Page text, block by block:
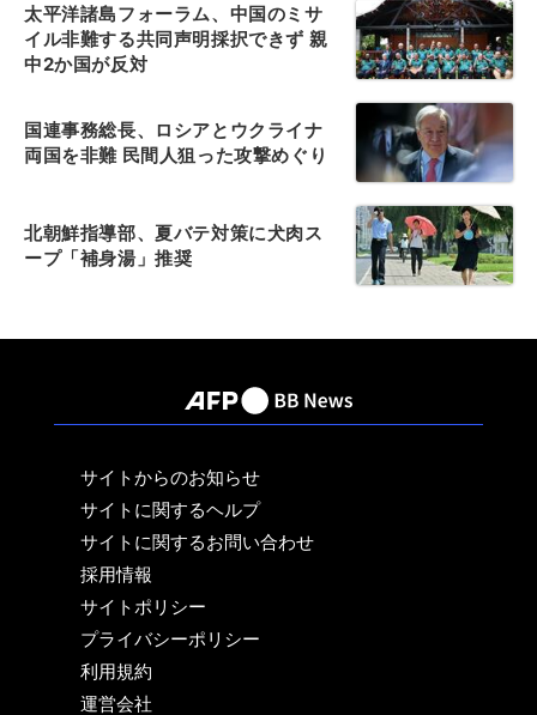
太平洋諸島フォーラム、中国のミサ
イル非難する共同声明採択できず 親
中2か国が反対
国連事務総長、ロシアとウクライナ
両国を非難 民間人狙った攻撃めぐり
北朝鮮指導部、夏バテ対策に犬肉ス
ープ「補身湯」推奨
サイトからのお知らせ
サイトに関するヘルプ
サイトに関するお問い合わせ
採用情報
サイトポリシー
プライバシーポリシー
利用規約
運営会社